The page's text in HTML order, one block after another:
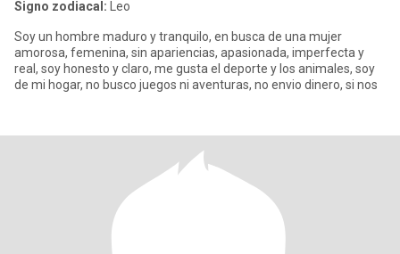
Signo zodiacal: Leo
Soy un hombre maduro y tranquilo, en busca de una mujer
amorosa, femenina, sin apariencias, apasionada, imperfecta y
real, soy honesto y claro, me gusta el deporte y los animales, soy
de mi hogar, no busco juegos ni aventuras, no envio dinero, si nos